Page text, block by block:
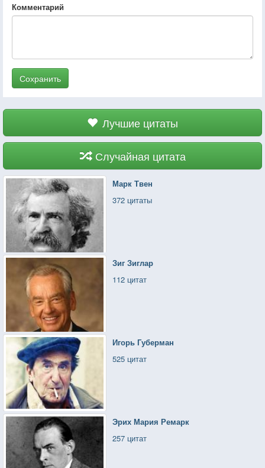
Комментарий
Сохранить
Лучшие цитаты
Случайная цитата
Марк Твен
372 цитаты
Зиг Зиглар
112 цитат
Игорь Губерман
525 цитат
Эрих Мария Ремарк
257 цитат